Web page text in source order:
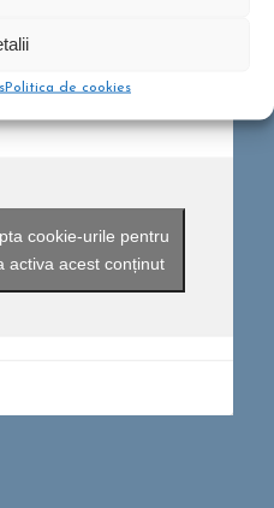
Politica de cookies
cookie-urile pentru
activa acest conținut